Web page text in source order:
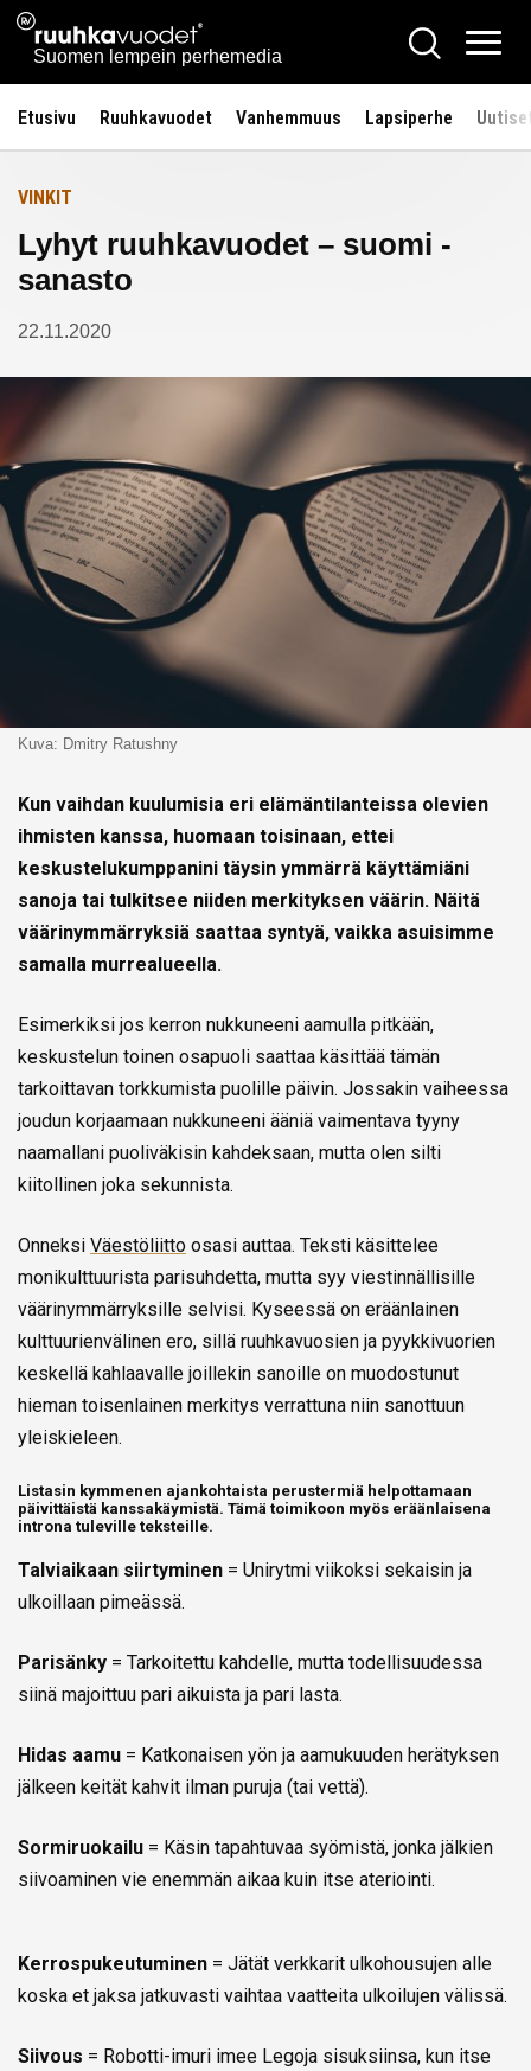
Siirry
sisältöön
Ruuhkavuodet.fi
Suomen lempein perhemedia
Hae
Etusivu Ruuhkavuodet Vanhemmuus Lapsiperhe
Etusivulle
VINKIT
Lyhyt ruuhkavuodet – suomi -
sanasto
22.11.2020
Kuva: Dmitry Ratushny
Kun vaihdan kuulumisia eri elämäntilanteissa olevien
ihmisten kanssa, huomaan toisinaan, ettei
keskustelukumppanini täysin ymmärrä käyttämiäni
sanoja tai tulkitsee niiden merkityksen väärin. Näitä
väärinymmärryksiä saattaa syntyä, vaikka asuisimme
samalla murrealueella.
Esimerkiksi jos kerron nukkuneeni aamulla pitkään,
keskustelun toinen osapuoli saattaa käsittää tämän
tarkoittavan torkkumista puolille päivin. Jossakin vaiheessa
joudun korjaamaan nukkuneeni ääniä vaimentava tyyny
naamallani puoliväkisin kahdeksaan, mutta olen silti
kiitollinen joka sekunnista.
Onneksi Väestöliitto osasi auttaa. Teksti käsittelee
monikulttuurista parisuhdetta, mutta syy viestinnällisille
väärinymmärryksille selvisi. Kyseessä on eräänlainen
kulttuurienvälinen ero, sillä ruuhkavuosien ja pyykkivuorien
keskellä kahlaavalle joillekin sanoille on muodostunut
hieman toisenlainen merkitys verrattuna niin sanottuun
yleiskieleen.
Listasin kymmenen ajankohtaista perustermiä helpottamaan
päivittäistä kanssakäymistä. Tämä toimikoon myös eräänlaisena
introna tuleville teksteille.
Talviaikaan siirtyminen = Unirytmi viikoksi sekaisin ja
ulkoillaan pimeässä.
Parisänky = Tarkoitettu kahdelle, mutta todellisuudessa
siinä majoittuu pari aikuista ja pari lasta.
Hidas aamu = Katkonaisen yön ja aamukuuden herätyksen
jälkeen keität kahvit ilman puruja (tai vettä).
Sormiruokailu = Käsin tapahtuvaa syömistä, jonka jälkien
siivoaminen vie enemmän aikaa kuin itse ateriointi.
Kerrospukeutuminen = Jätät verkkarit ulkohousujen alle
koska et jaksa jatkuvasti vaihtaa vaatteita ulkoilujen välissä.
Siivous = Robotti-imuri imee Legoja sisuksiinsa, kun itse